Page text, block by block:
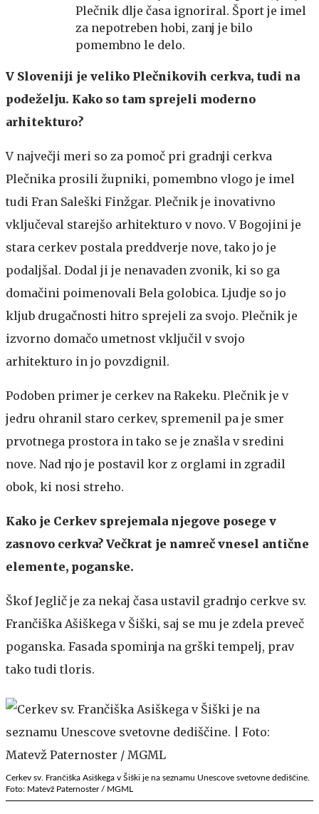
Plečnik dlje časa ignoriral. Šport je imel
za nepotreben hobi, zanj je bilo
pomembno le delo.
V Sloveniji je veliko Plečnikovih cerkva, tudi na
podeželju. Kako so tam sprejeli moderno
arhitekturo?
V največji meri so za pomoč pri gradnji cerkva
Plečnika prosili župniki, pomembno vlogo je imel
tudi Fran Saleški Finžgar. Plečnik je inovativno
vključeval starejšo arhitekturo v novo. V Bogojini je
stara cerkev postala preddverje nove, tako jo je
podaljšal. Dodal ji je nenavaden zvonik, ki so ga
domačini poimenovali Bela golobica. Ljudje so jo
kljub drugačnosti hitro sprejeli za svojo. Plečnik je
izvorno domačo umetnost vključil v svojo
arhitekturo in jo povzdignil.
Podoben primer je cerkev na Rakeku. Plečnik je v
jedru ohranil staro cerkev, spremenil pa je smer
prvotnega prostora in tako se je znašla v sredini
nove. Nad njo je postavil kor z orglami in zgradil
obok, ki nosi streho.
Kako je Cerkev sprejemala njegove posege v
zasnovo cerkva? Večkrat je namreč vnesel antične
elemente, poganske.
Škof Jeglič je za nekaj časa ustavil gradnjo cerkve sv.
Frančiška Ašiškega v Šiški, saj se mu je zdela preveč
poganska. Fasada spominja na grški tempelj, prav
tako tudi tloris.
Cerkev sv. Frančiška Asiškega v Šiški je na seznamu Unescove svetovne dediščine.
Foto: Matevž Paternoster / MGML